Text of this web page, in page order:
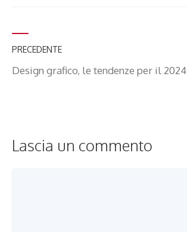
PRECEDENTE
Design grafico, le tendenze per il 2024
Lascia un commento